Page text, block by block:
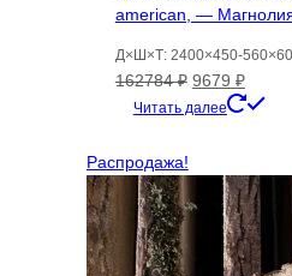
american, —
Д×Ш×Т: 2400×450-
162784₽
цена
9679 ₽
цена:
Читать далее
Распродажа!